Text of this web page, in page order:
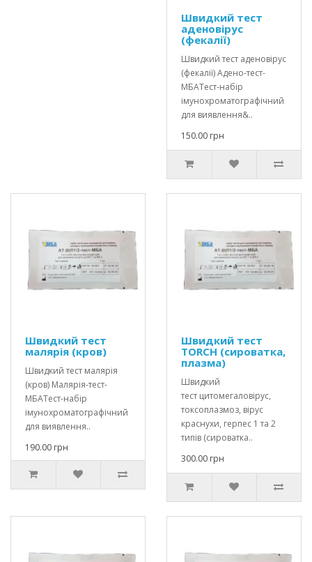
Швидкий тест
аденовірус
(фекалії)
Швидкий тест аденовірус
(фекалії) Адено-тест-
МБАТест-набір
імунохроматографічний
для виявлення&..
150.00 грн
Швидкий тест
малярія (кров)
Швидкий тест малярія
(кров) Малярія-тест-
МБАТест-набір
імунохроматографічний
для виявлення..
190.00 грн
Швидкий тест
ТORCH (сироватка,
плазма)
Швидкий
тест цитомегаловірус,
токсоплазмоз, вірус
краснухи, герпес 1 та 2
типів (сироватка..
300.00 грн